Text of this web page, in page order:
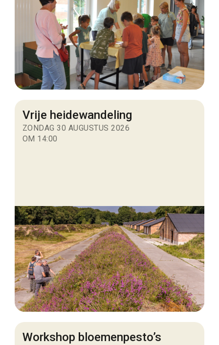
Vrije heidewandeling
ZONDAG 30 AUGUSTUS 2026
OM 14:00
Workshop bloemenpesto’s